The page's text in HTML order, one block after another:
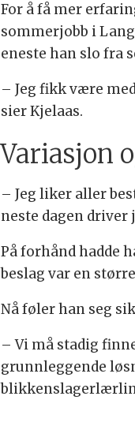
For å få mer
sommerjobb i
eneste han slo fra
– Jeg fikk være
sier Kjelaas.
Variasjon
– Jeg liker aller
neste dagen
På forhånd hadde
beslag var en
Nå føler han seg
– Vi må stadig
grunnleggende